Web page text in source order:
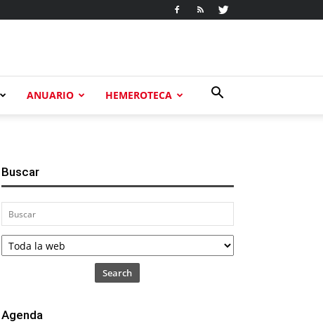
ANUARIO HEMEROTECA
Buscar
Search
Agenda